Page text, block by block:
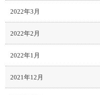
2022年3月
2022年2月
2022年1月
2021年12月